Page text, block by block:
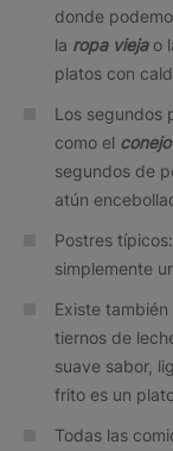
donde
la ropa viejao
platos con
Los segundos
como el
segundos de
atún
Postres
simplemente
Existe
tiernos de
suave sabor,
frito es un
Todas las